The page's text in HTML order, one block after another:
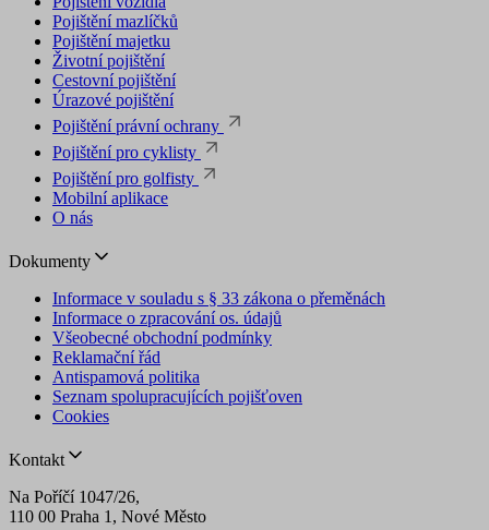
Pojištění mazlíčků
Pojištění majetku
Životní pojištění
Cestovní pojištění
Úrazové pojištění
Pojištění právní ochrany
Pojištění pro cyklisty
Pojištění pro golfisty
Mobilní aplikace
O nás
Dokumenty
Informace v souladu s § 33 zákona o přeměnách
Informace o zpracování os. údajů
Všeobecné obchodní podmínky
Reklamační řád
Antispamová politika
Seznam spolupracujících pojišťoven
Cookies
Kontakt
Na Poříčí 1047/26,
110 00 Praha 1, Nové Město